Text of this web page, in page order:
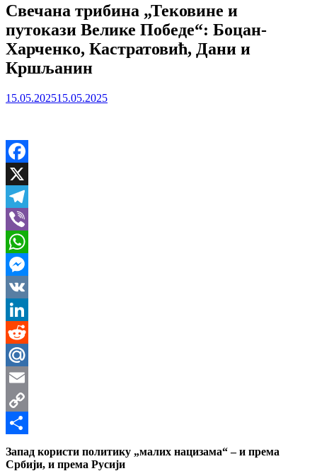
Свечана трибина „Тековине и
путокази Велике Победе“: Боцан-
Харченко, Кастратовић, Дани и
Кршљанин
15.05.202515.05.2025
Facebook
X
Telegram
Viber
WhatsApp
Messenger
VK
LinkedIn
Reddit
Mail.Ru
Email
Copy
Link
Share
Запад користи политику „малих нацизама“ – и према
Србији, и према Русији